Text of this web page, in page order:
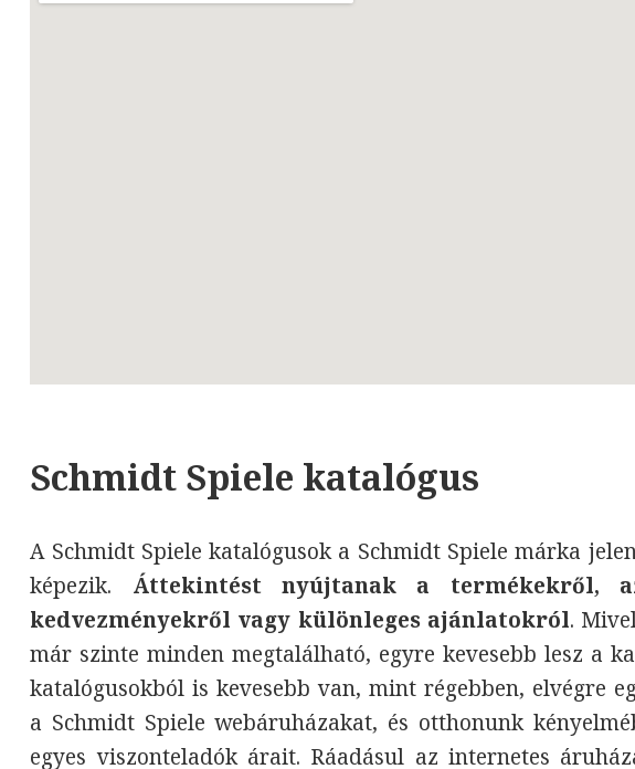
Schmidt Spiele katalógus
A Schmidt Spiele katalógusok a Schmidt Spiele márka
képezik. Áttekintést nyújtanak a termékekről,
kedvezményekről vagy különleges ajánlatokról.
már szinte minden megtalálható, egyre kevesebb lesz a
katalógusokból is kevesebb van, mint régebben, elvégre
a Schmidt Spiele webáruházakat, és otthonunk
egyes viszonteladók árait. Ráadásul az internetes